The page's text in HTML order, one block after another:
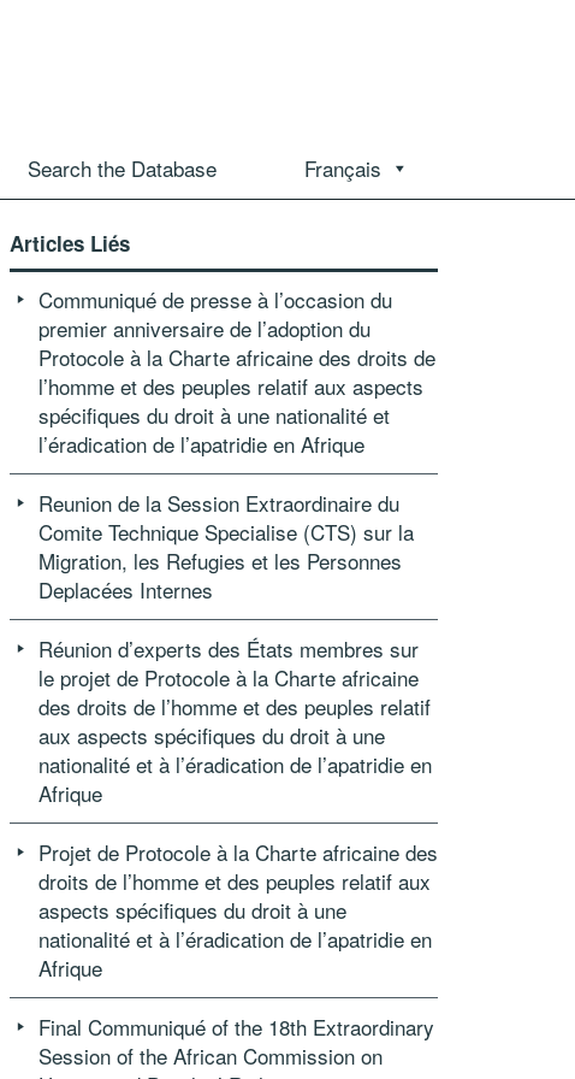
Search the Database Français
Articles Liés
Communiqué de presse à l’occasion du
premier anniversaire de l’adoption du
Protocole à la Charte africaine des droits de
l’homme et des peuples relatif aux aspects
spécifiques du droit à une nationalité et
l’éradication de l’apatridie en Afrique
Reunion de la Session Extraordinaire du
Comite Technique Specialise (CTS) sur la
Migration, les Refugies et les Personnes
Deplacées Internes
Réunion d’experts des États membres sur
le projet de Protocole à la Charte africaine
des droits de l’homme et des peuples relatif
aux aspects spécifiques du droit à une
nationalité et à l’éradication de l’apatridie en
Afrique
Projet de Protocole à la Charte africaine des
droits de l’homme et des peuples relatif aux
aspects spécifiques du droit à une
nationalité et à l’éradication de l’apatridie en
Afrique
Final Communiqué of the 18th Extraordinary
Session of the African Commission on